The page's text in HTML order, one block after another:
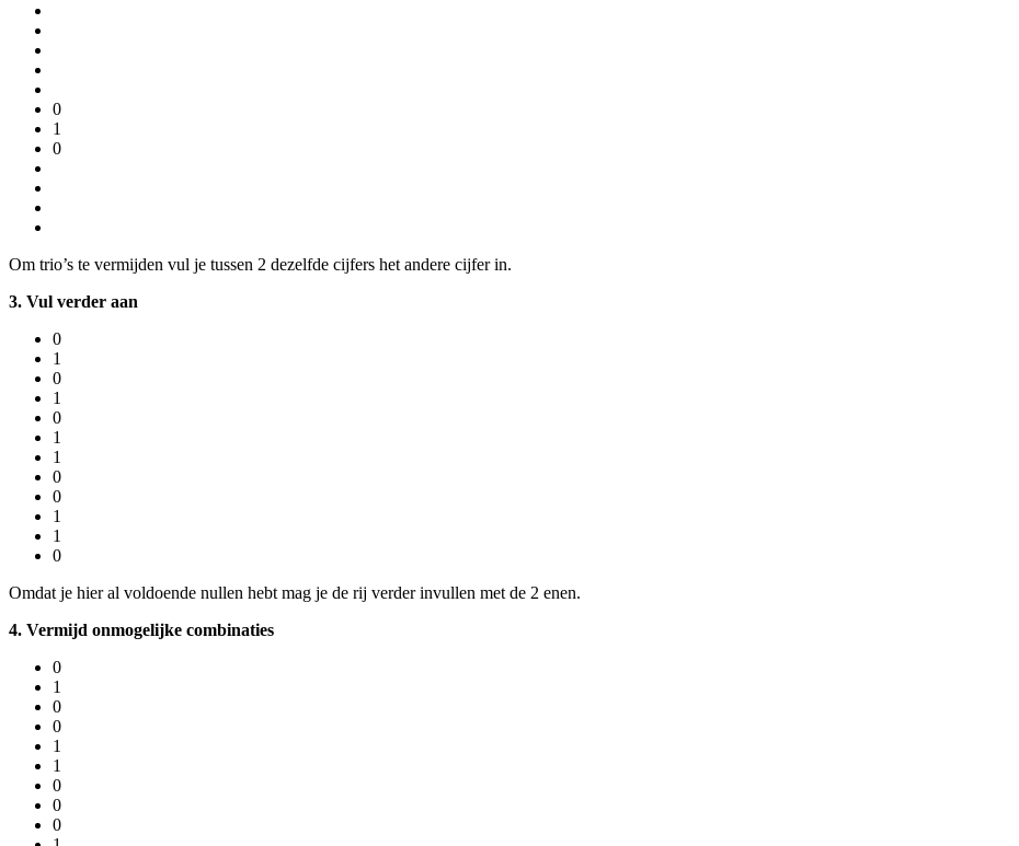
0
1
0
Om trio’s te vermijden vul je tussen 2 dezelfde cijfers het andere cijfer in.
3. Vul verder aan
0
1
0
1
0
1
1
0
0
1
1
0
Omdat je hier al voldoende nullen hebt mag je de rij verder invullen met de 2 enen.
4. Vermijd onmogelijke combinaties
0
1
0
0
1
1
0
0
0